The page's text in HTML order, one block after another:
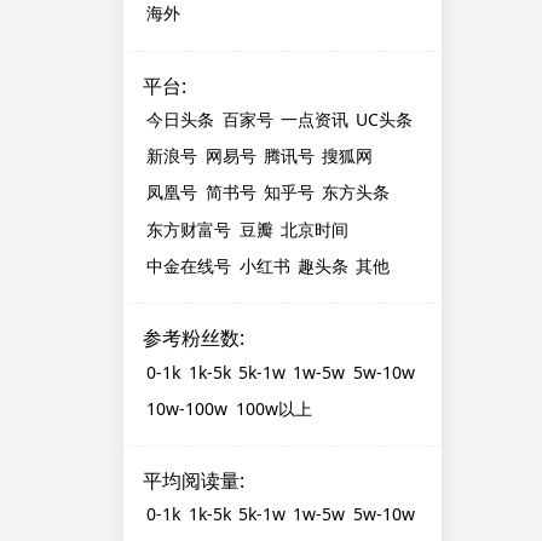
海外
平台:
今日头条 百家号 一点资讯 UC头条
新浪号 网易号 腾讯号 搜狐网
凤凰号 简书号 知乎号 东方头条
东方财富号 豆瓣 北京时间
中金在线号 小红书 趣头条 其他
参考粉丝数:
0-1k 1k-5k 5k-1w 1w-5w 5w-10w
10w-100w 100w以上
平均阅读量:
0-1k 1k-5k 5k-1w 1w-5w 5w-10w